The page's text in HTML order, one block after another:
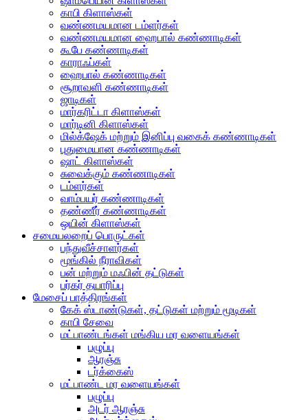
காபி கிளாஸ்கள்
வண்ணமயமான டம்ளர்கள்
வண்ணமயமான ஹைபால் கண்ணாடிகள்
கூபே கண்ணாடிகள்
காராஃப்கள்
ஹைபால் கண்ணாடிகள்
சூறாவளி கண்ணாடிகள்
ஜாடிகள்
மார்கரிட்டா கிளாஸ்கள்
மார்டினி கிளாஸ்கள்
மில்க்‌ஷேக் மற்றும் இனிப்பு வகைக் கண்ணாடிகள்
புதுமையான கண்ணாடிகள்
ஷாட் கிளாஸ்கள்
சுவைக்கும் கண்ணாடிகள்
டம்ளர்கள்
வாம்பயர் கண்ணாடிகள்
தண்ணீர் கண்ணாடிகள்
ஒயின் கிளாஸ்கள்
சமையலறைப் பொருட்கள்
பந்துவீச்சாளர்கள்
மூங்கில் நீராவிகள்
பன் மற்றும் மஃபின் தட்டுகள்
பர்கர் தயாரிப்பு
மேசைப் பாத்திரங்கள்
கேக் ஸ்டாண்டுகள், தட்டுகள் மற்றும் மூடிகள்
காபி சேவை
மட்பாண்டங்கள் மங்கிய மர வளையங்கள்
பழுப்பு
ஆரஞ்சு
டர்க்கைஸ்
மட்பாண்ட மர வளையங்கள்
பழுப்பு
அடர் ஆரஞ்சு